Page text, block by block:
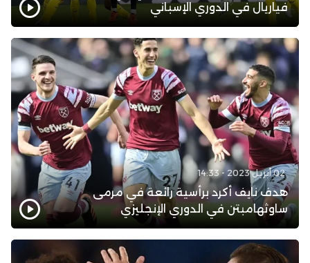
فياريال في الدوري الإسباني
02 أبريل 2023 - 14:33
هدف نايف أكرد برأسية رائعة في مرمى
ساوثهامبتن في الدوري الإنجليزي